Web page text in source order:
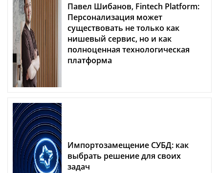
Павел Шибанов, Fintech Platform:
Персонализация может
существовать не только как
нишевый сервис, но и как
полноценная технологическая
платформа
Импортозамещение СУБД: как
выбрать решение для своих
задач